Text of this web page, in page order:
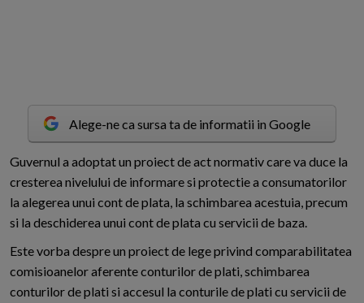
Alege-ne ca sursa ta de informatii in Google
Guvernul a adoptat un proiect de act normativ care va duce la
cresterea nivelului de informare si protectie a consumatorilor
la alegerea unui cont de plata, la schimbarea acestuia, precum
si la deschiderea unui cont de plata cu servicii de baza.
Este vorba despre un proiect de lege privind comparabilitatea
comisioanelor aferente conturilor de plati, schimbarea
conturilor de plati si accesul la conturile de plati cu servicii de